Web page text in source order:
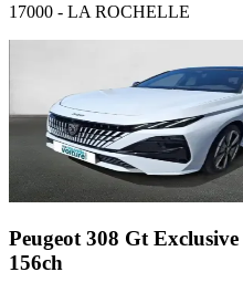
17000 - LA ROCHELLE
Peugeot 308 Gt Exclusive
156ch